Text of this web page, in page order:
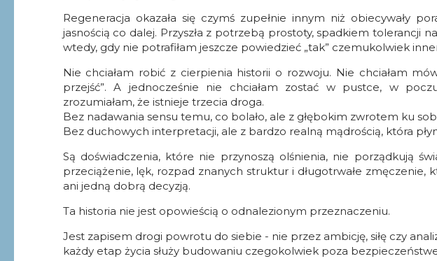
Regeneracja okazała się czymś zupełnie innym niż obiecywały
jasnością co dalej. Przyszła z potrzebą prostoty, spadkiem tolerancji
wtedy, gdy nie potrafiłam jeszcze powiedzieć „tak” czemukolwiek
Nie chciałam robić z cierpienia historii o rozwoju. Nie chciałam
przejść”. A jednocześnie nie chciałam zostać w pustce, w
zrozumiałam, że istnieje trzecia droga.
Bez nadawania sensu temu, co bolało, ale z głębokim zwrotem ku
Bez duchowych interpretacji, ale z bardzo realną mądrością, która
Są doświadczenia, które nie przynoszą olśnienia, nie porządkują
przeciążenie, lęk, rozpad znanych struktur i długotrwałe
ani jedną dobrą decyzją.
Ta historia nie jest opowieścią o odnalezionym przeznaczeniu.
Jest zapisem drogi powrotu do siebie - nie przez ambicję, siłę czy
każdy etap życia służy budowaniu czegokolwiek poza